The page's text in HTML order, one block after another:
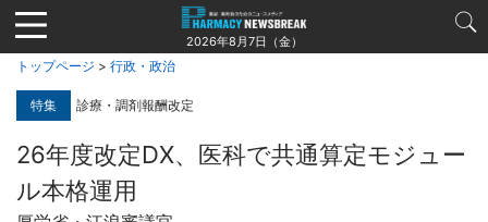
Jump
to
navigation
2026年8月7日（金）
トップページ > 行政・政治
特集 診療・調剤報酬改定
26年度改定DX、医科で共通算定モジュー
ル本格運用